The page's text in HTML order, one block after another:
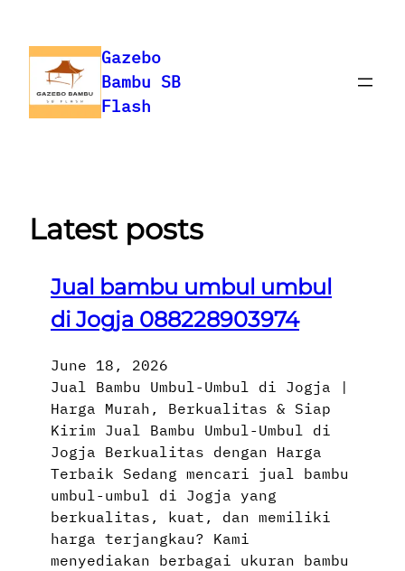
content
Gazebo
Bambu SB
Flash
Latest posts
Jual bambu umbul umbul
di Jogja 088228903974
June 18, 2026
Jual Bambu Umbul-Umbul di Jogja |
Harga Murah, Berkualitas & Siap
Kirim Jual Bambu Umbul-Umbul di
Jogja Berkualitas dengan Harga
Terbaik Sedang mencari jual bambu
umbul-umbul di Jogja yang
berkualitas, kuat, dan memiliki
harga terjangkau? Kami
menyediakan berbagai ukuran bambu